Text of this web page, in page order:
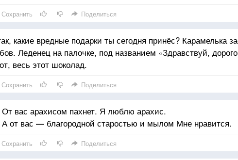
Сохранить Поделиться
какие вредные подарки ты сегодня принёс? Карамелька
Леденец на палочке, под названием «Здравствуй,
весь этот шоколад.
Сохранить Поделиться
вас арахисом пахнет. Я люблю арахис.
от вас — благородной старостью и мылом Мне нравится.
Сохранить Поделиться